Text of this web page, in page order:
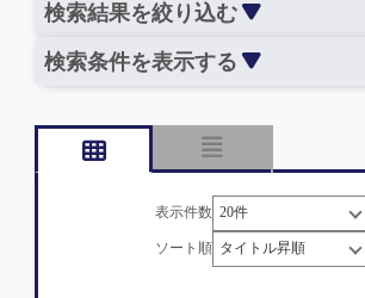
検索結果を絞り込む
検索条件を表示する
表示件数
ソート順